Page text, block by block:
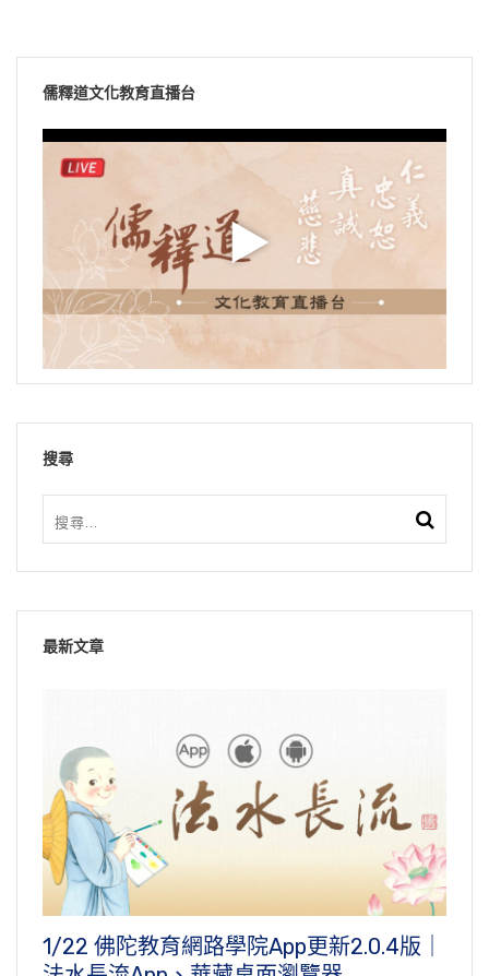
儒釋道文化教育直播台
搜尋
最新文章
1/22 佛陀教育網路學院App更新2.0.4版｜